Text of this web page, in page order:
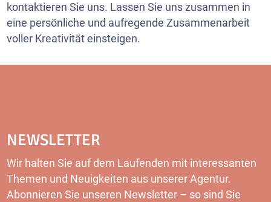
kontaktieren Sie uns. Lassen Sie uns zusammen in
eine persönliche und aufregende Zusammenarbeit
voller Kreativität einsteigen.
NEWSLETTER
Wir halten Sie auf dem Laufenden mit interessanten
Themen und Neuigkeiten aus unserer Agentur.
Abonnieren Sie unseren Newsletter – so sind Sie